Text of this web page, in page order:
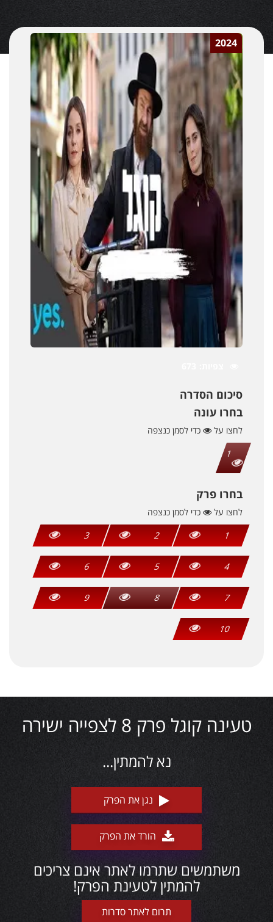
2024
סיכום הסדרה
בחרו עונה
לחצו על
כדי לסמן כנצפה
1
בחרו פרק
לחצו על
כדי לסמן כנצפה
1
2
3
4
5
6
7
8
9
10
טעינה קוגל פרק 8 לצפייה ישירה
נא להמתין...
נגן את הפרק
הורד את הפרק
משתמשים שתרמו לאתר אינם צריכים
להמתין לטעינת הפרק!
תרום לאתר סדרות